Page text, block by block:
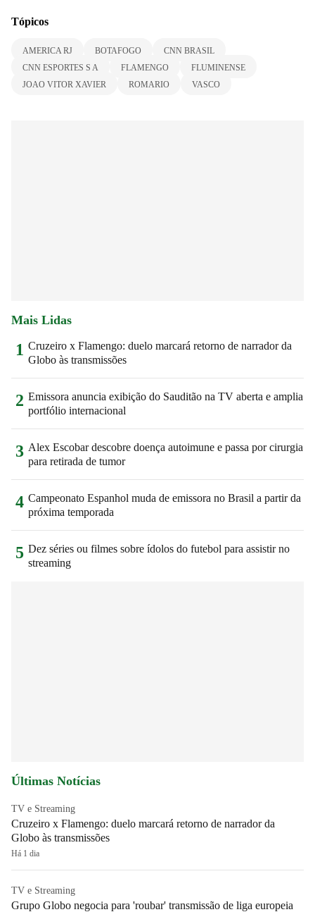
Tópicos
AMERICA RJ BOTAFOGO
CNN BRASIL
CNN ESPORTES S A
FLAMENGO
FLUMINENSE
JOAO VITOR XAVIER
ROMARIO VASCO
Mais Lidas
1 Cruzeiro x Flamengo: duelo marcará retorno de narrador da
Globo às transmissões
2 Emissora anuncia exibição do Sauditão na TV aberta e amplia
portfólio internacional
3 Alex Escobar descobre doença autoimune e passa por cirurgia
para retirada de tumor
4 Campeonato Espanhol muda de emissora no Brasil a partir da
próxima temporada
5 Dez séries ou filmes sobre ídolos do futebol para assistir no
streaming
Últimas Notícias
TV e Streaming
Cruzeiro x Flamengo: duelo marcará retorno de narrador da
Globo às transmissões
Há 1 dia
TV e Streaming
Grupo Globo negocia para 'roubar' transmissão de liga europeia